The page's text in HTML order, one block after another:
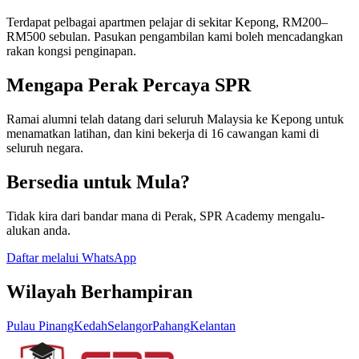
Terdapat pelbagai apartmen pelajar di sekitar Kepong, RM200–
RM500 sebulan. Pasukan pengambilan kami boleh mencadangkan
rakan kongsi penginapan.
Mengapa Perak Percaya SPR
Ramai alumni telah datang dari seluruh Malaysia ke Kepong untuk
menamatkan latihan, dan kini bekerja di 16 cawangan kami di
seluruh negara.
Bersedia untuk Mula?
Tidak kira dari bandar mana di Perak, SPR Academy mengalu-
alukan anda.
Daftar melalui WhatsApp
Wilayah Berhampiran
Pulau PinangKedahSelangorPahangKelantan